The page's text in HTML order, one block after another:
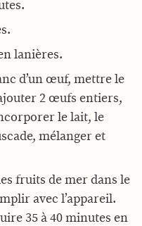
lanières.
d’un œuf, mettre le
2 œufs entiers,
le lait, le
mélanger et
fruits de mer dans le
avec l’appareil.
35 à 40 minutes en